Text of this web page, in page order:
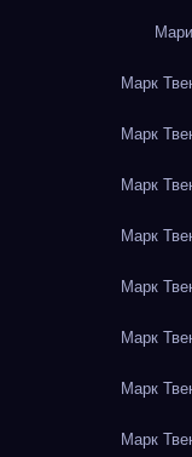
Марк
Марк
Марк
Марк
Марк
Марк
Марк
Марк